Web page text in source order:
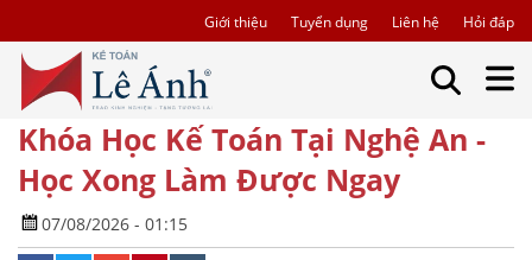
Giới thiệu Tuyển dụng Liên hệ Hỏi đáp
Khóa Học Kế Toán Tại Nghệ An -
Học Xong Làm Được Ngay
07/08/2026 - 01:15